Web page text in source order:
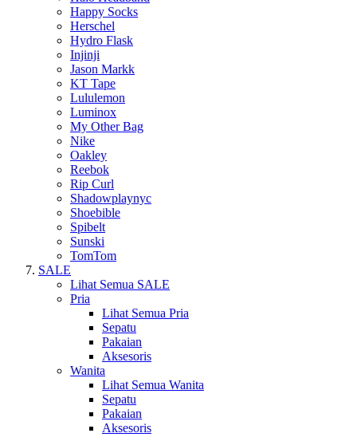
Happy Socks
Herschel
Hydro Flask
Injinji
Jason Markk
KT Tape
Lululemon
Luminox
My Other Bag
Nike
Oakley
Reebok
Rip Curl
Shadowplaynyc
Shoebible
Spibelt
Sunski
TomTom
SALE
Lihat Semua SALE
Pria
Lihat Semua Pria
Sepatu
Pakaian
Aksesoris
Wanita
Lihat Semua Wanita
Sepatu
Pakaian
Aksesoris